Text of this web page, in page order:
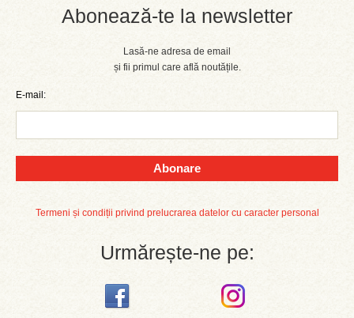
Abonează-te la newsletter
Lasă-ne adresa de email
și fii primul care află noutățile.
E-mail:
Abonare
Termeni și condiții privind prelucrarea datelor cu caracter personal
Urmărește-ne pe: